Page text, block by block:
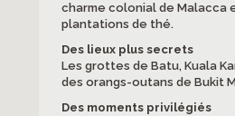
charme colonial de Malacca
plantations de thé.
Des lieux plus secrets
Les grottes de Batu, Kuala
des orangs-outans de Bukit
Des moments privilégiés